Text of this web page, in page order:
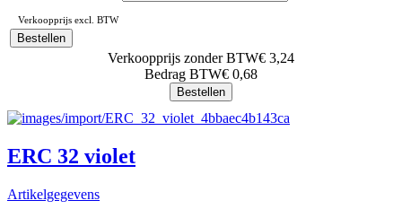
Verkoopprijs excl. BTW
Verkoopprijs zonder BTW€ 3,24
Bedrag BTW€ 0,68
ERC 32 violet
Artikelgegevens